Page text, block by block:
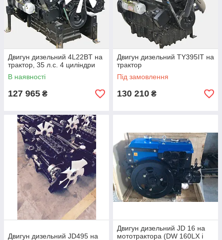
Двигун дизельний 4L22BT на
трактор, 35 л.с. 4 циліндри
В наявності
127 965 ₴
Двигун дизельний TY395IT на
трактор
Під замовлення
130 210 ₴
Двигун дизельний JD495 на
Двигун дизельний JD 16 на
мототрактора (DW 160LX і